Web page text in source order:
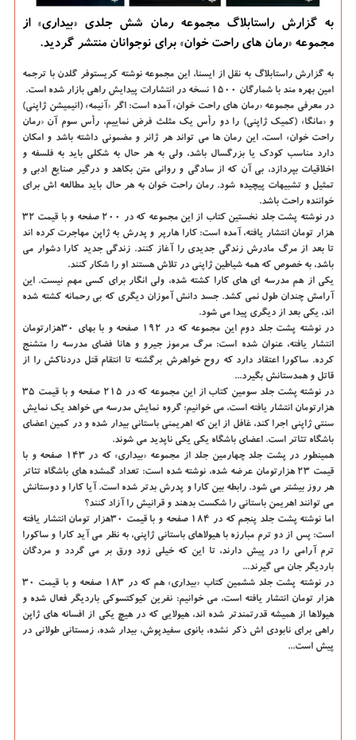
به گزارش راستابلاگ مجموعه رمان شش جلدی «بیداری» از
مجموعه «رمان های راحت خوان» برای نوجوانان منتشر گردید.
به گزارش راستابلاگ به نقل از ایسنا، این مجموعه نوشته کریستوفر گلدن با ترجمه
امین بهره مند با شمارگان ۱۵۰۰ نسخه در انتشارات پیدایش راهی بازار شده است.
در معرفی مجموعه «رمان های راحت خوان» آمده است: اگر «آنیمه» (انیمیشن ژاپنی)
و «مانگا» (کمیک ژاپنی) را دو رأس یک مثلث فرض نماییم، رأس سوم آن «رمان
راحت خوان» است، این رمان ها می تواند هر ژانر و مضمونی داشته باشد و امکان
دارد مناسب کودک یا بزرگسال باشد، ولی به هر حال به شکلی باید به فلسفه و
اخلاقیات بپردازد، بی آن که از سادگی و روانی متن بکاهد و درگیر صنایع ادبی و
تمثیل و تشبیهات پیچیده شود. رمان راحت خوان به هر حال باید مطالعه اش برای
خواننده راحت باشد.
در نوشته پشت جلد نخستین کتاب از این مجموعه که در ۲۰۰ صفحه و با قیمت ۳۲
هزار تومان انتشار یافته، آمده است: کارا هارپر و پدرش به ژاپن مهاجرت کرده اند
تا بعد از مرگ مادرش زندگی جدیدی را آغاز کنند. زندگی جدید کارا دشوار می
باشد، به خصوص که همه شیاطین ژاپنی در تلاش هستند او را شکار کنند.
یکی از هم مدرسه ای های کارا کشته شده، ولی انگار برای کسی مهم نیست. این
آرامش چندان طول نمی کشد. جسد دانش آموزان دیگری که بی رحمانه کشته شده
اند، یکی بعد از دیگری پیدا می شود.
در نوشته پشت جلد دوم این مجموعه که در ۱۹۲ صفحه و با بهای ۳۰هزارتومان
انتشار یافته، عنوان شده است: مرگ مرموز جیرو و هانا فضای مدرسه را متشنج
کرده. ساکورا اعتقاد دارد که روح خواهرش برگشته تا انتقام قتل دردناکش را از
قاتل و همدستانش بگیرد...
در نوشته پشت جلد سومین کتاب از این مجموعه که در ۲۱۵ صفحه و با قیمت ۳۵
هزارتومان انتشار یافته است، می خوانیم: گروه نمایش مدرسه می خواهد یک نمایش
سنتی ژاپنی اجرا کند، غافل از این که اهریمنی باستانی بیدار شده و در کمین اعضای
باشگاه تئاتر است. اعضای باشگاه یکی یکی ناپدید می شوند.
همینطور در پشت جلد چهارمین جلد از مجموعه «بیداری» که در ۱۴۳ صفحه و با
قیمت ۲۳ هزارتومان عرضه شده، نوشته شده است: تعداد گمشده های باشگاه تئاتر
هر روز بیشتر می شود. رابطه بین کارا و پدرش بدتر شده است. آیا کارا و دوستانش
می توانند اهریمن باستانی را شکست بدهند و قرانیش را آزاد کنند؟
اما نوشته پشت جلد پنجم که در ۱۸۴ صفحه و با قیمت ۳۰هزار تومان انتشار یافته
است: پس از دو ترم مبارزه با هیولاهای باستانی ژاپنی، به نظر می آید کارا و ساکورا
ترم آرامی را در پیش دارند، تا این که خیلی زود ورق بر می گردد و مردگان
باردیگر جان می گیرند...
در نوشته پشت جلد ششمین کتاب «بیداری» هم که در ۱۸۳ صفحه و با قیمت ۳۰
هزار تومان انتشار یافته است، می خوانیم: نفرین کیوکتسوکی باردیگر فعال شده و
هیولاها از همیشه قدرتمندتر شده اند، هیولایی که در هیچ یکی از افسانه های ژاپن
راهی برای نابودی اش ذکر نشده، بانوی سفیدپوش، بیدار شده، زمستانی طولانی در
پیش است...